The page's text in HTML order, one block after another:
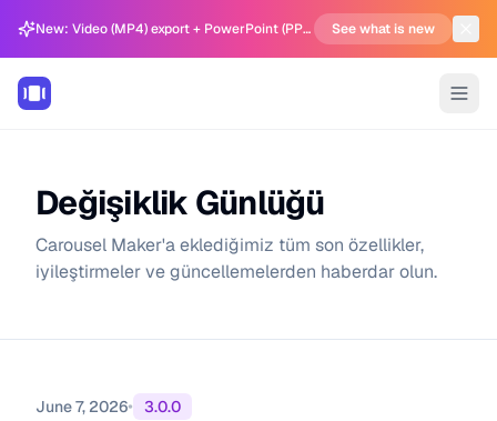
New: Video (MP4) export + PowerPoint (PPTX) support in Carousel Generator See what is new
Değişiklik Günlüğü
Carousel Maker'a eklediğimiz tüm son özellikler,
iyileştirmeler ve güncellemelerden haberdar olun.
June 7, 2026• 3.0.0